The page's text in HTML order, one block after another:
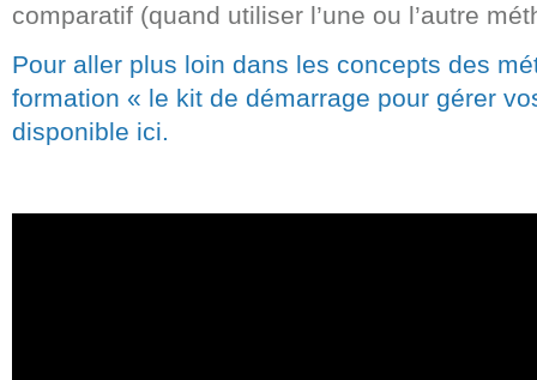
comparatif (quand utiliser l’une ou l’autre
Pour aller plus loin dans les concepts des
formation « le kit de démarrage pour gérer
disponible ici.